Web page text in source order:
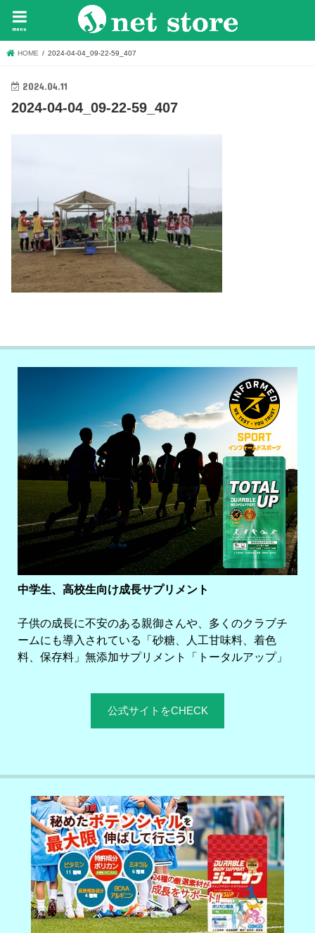
menu
HOME 2024-04-04_09-22-59_407
2024.04.11
2024-04-04_09-22-59_407
中学生、高校生向け成長サプリメント
子供の成長に不安のある親御さんや、多くのクラブチ
ームにも導入されている「砂糖、人工甘味料、着色
料、保存料」無添加サプリメント「トータルアップ」
公式サイトをCHECK